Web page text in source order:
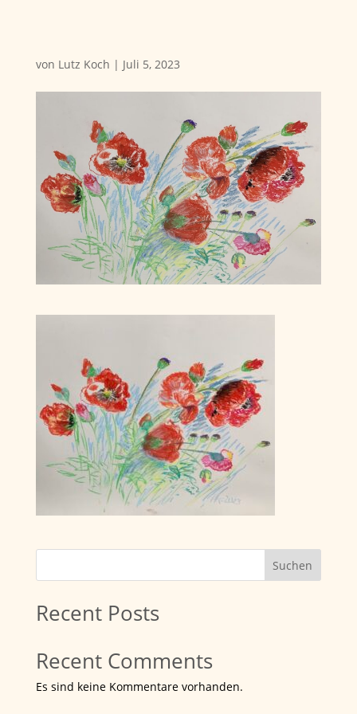
von Lutz Koch | Juli 5, 2023
Suchen
Recent Posts
Recent Comments
Es sind keine Kommentare vorhanden.